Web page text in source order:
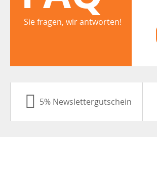
Sie fragen, wir antworten!
5% Newslettergutschein